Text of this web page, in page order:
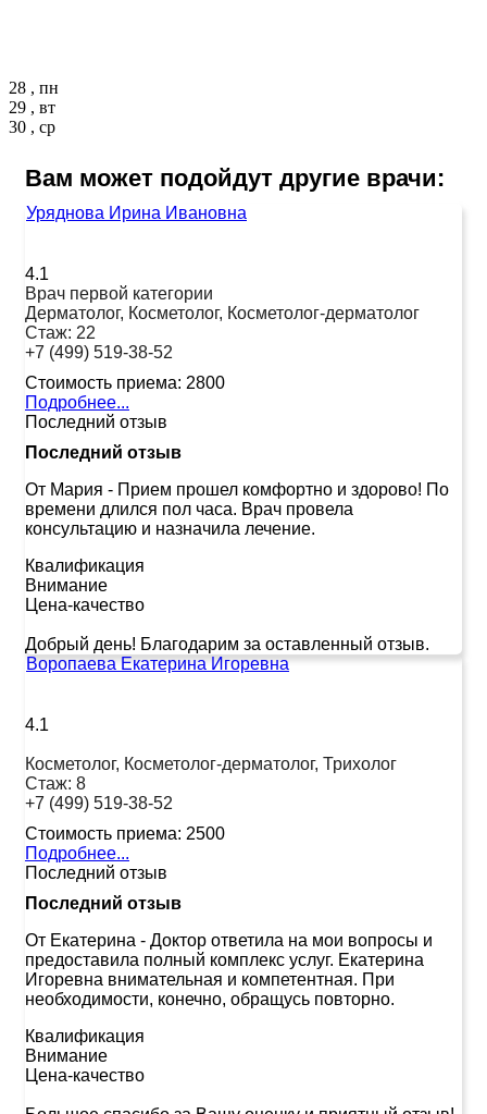
28 , пн
29 , вт
30 , ср
Вам может подойдут другие врачи:
Уряднова Ирина Ивановна
4.1
Врач первой категории
Дерматолог, Косметолог, Косметолог-дерматолог
Стаж: 22
+7 (499) 519-38-52
Стоимость приема: 2800
Подробнее...
Последний отзыв
Последний отзыв
От Мария - Прием прошел комфортно и здорово! По
времени длился пол часа. Врач провела
консультацию и назначила лечение.
Квалификация
Внимание
Цена-качество
Добрый день! Благодарим за оставленный отзыв.
Воропаева Екатерина Игоревна
4.1
Косметолог, Косметолог-дерматолог, Трихолог
Стаж: 8
+7 (499) 519-38-52
Стоимость приема: 2500
Подробнее...
Последний отзыв
Последний отзыв
От Екатерина - Доктор ответила на мои вопросы и
предоставила полный комплекс услуг. Екатерина
Игоревна внимательная и компетентная. При
необходимости, конечно, обращусь повторно.
Квалификация
Внимание
Цена-качество